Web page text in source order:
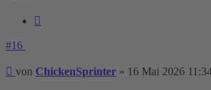
#16
Beitrag
von ChickenSprinter » 16 Mai 2026